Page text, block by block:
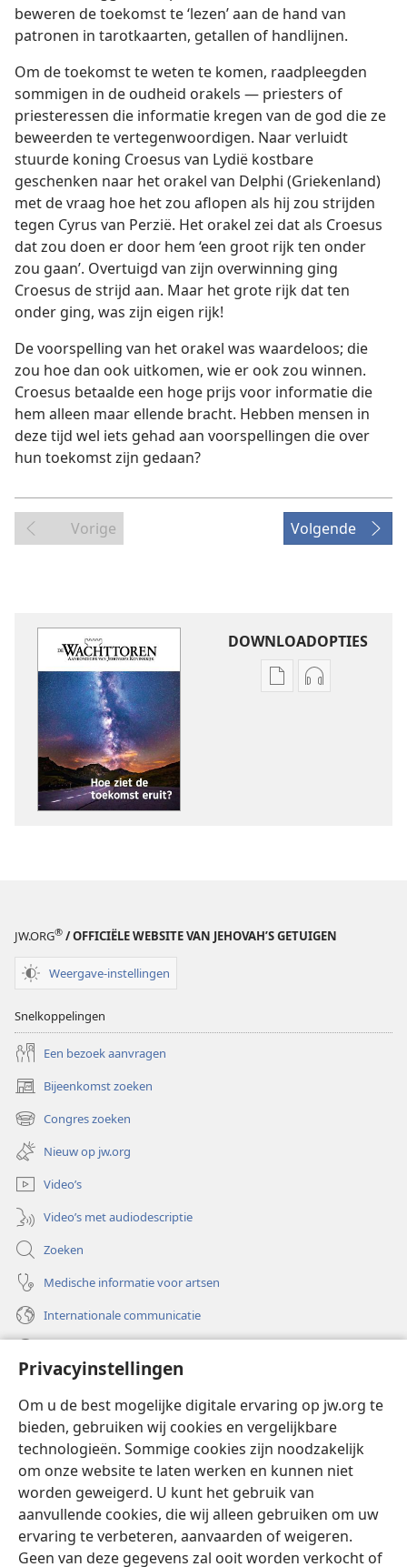
Privacyinstellingen
Om u de best mogelijke digitale ervaring op jw.org te
bieden, gebruiken wij cookies en vergelijkbare
technologieën. Sommige cookies zijn noodzakelijk
om onze website te laten werken en kunnen niet
worden geweigerd. U kunt het gebruik van
aanvullende cookies, die wij alleen gebruiken om uw
ervaring te verbeteren, aanvaarden of weigeren.
Geen van deze gegevens zal ooit worden verkocht of
beweren de toekomst te ‘lezen’ aan de hand van
patronen in tarotkaarten, getallen of handlijnen.
Om de toekomst te weten te komen, raadpleegden
sommigen in de oudheid orakels — priesters of
priesteressen die informatie kregen van de god die ze
beweerden te vertegenwoordigen. Naar verluidt
stuurde koning Croesus van Lydië kostbare
geschenken naar het orakel van Delphi (Griekenland)
met de vraag hoe het zou aflopen als hij zou strijden
tegen Cyrus van Perzië. Het orakel zei dat als Croesus
dat zou doen er door hem ‘een groot rijk ten onder
zou gaan’. Overtuigd van zijn overwinning ging
Croesus de strijd aan. Maar het grote rijk dat ten
onder ging, was zijn eigen rijk!
De voorspelling van het orakel was waardeloos; die
zou hoe dan ook uitkomen, wie er ook zou winnen.
Croesus betaalde een hoge prijs voor informatie die
hem alleen maar ellende bracht. Hebben mensen in
deze tijd wel iets gehad aan voorspellingen die over
hun toekomst zijn gedaan?
Vorige Volgende
DOWNLOADOPTIES
Downloadopties
JW.ORG® / OFFICIËLE WEBSITE VAN JEHOVAH’S GETUIGEN
Weergave-instellingen
Snelkoppelingen
Een bezoek aanvragen
Bijeenkomst zoeken
(opent
nieuw
venster)
Congres zoeken
(opent
nieuw
venster)
Nieuw op jw.org
Video’s
Video’s met audiodescriptie
Zoeken
Medische informatie voor artsen
Internationale communicatie
(opent
nieuw
venster)Watchtower ONLINE LIBRARY™
(opent
nieuw
venster)JW Hub ®
(opent
nieuw
venster)
®